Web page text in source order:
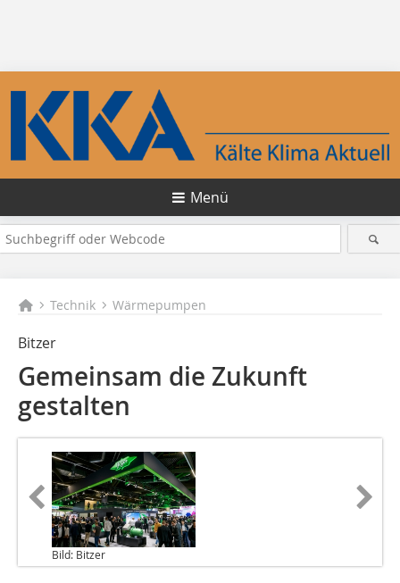
Menü
Technik Wärmepumpen
Bitzer
Gemeinsam die Zukunft
gestalten
Bild: Bitzer